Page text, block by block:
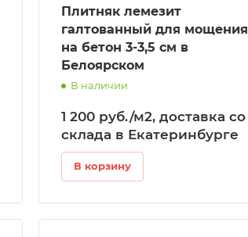
Плитняк лемезит
галтованный для мощения
на бетон 3-3,5 см в
Белоярском
В наличии
1 200 руб./м2, доставка со
склада в Екатеринбурге
В корзину